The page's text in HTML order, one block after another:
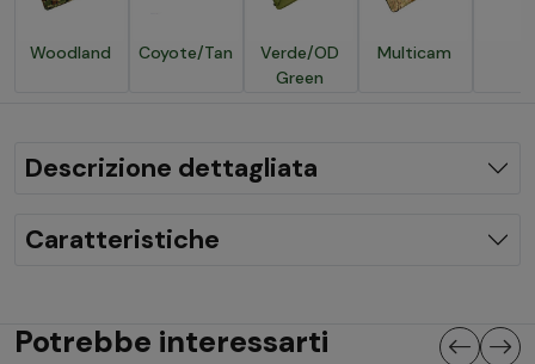
Woodland Coyote/Tan
Verde/OD
Green
Multicam
Descrizione dettagliata
Caratteristiche
Potrebbe interessarti